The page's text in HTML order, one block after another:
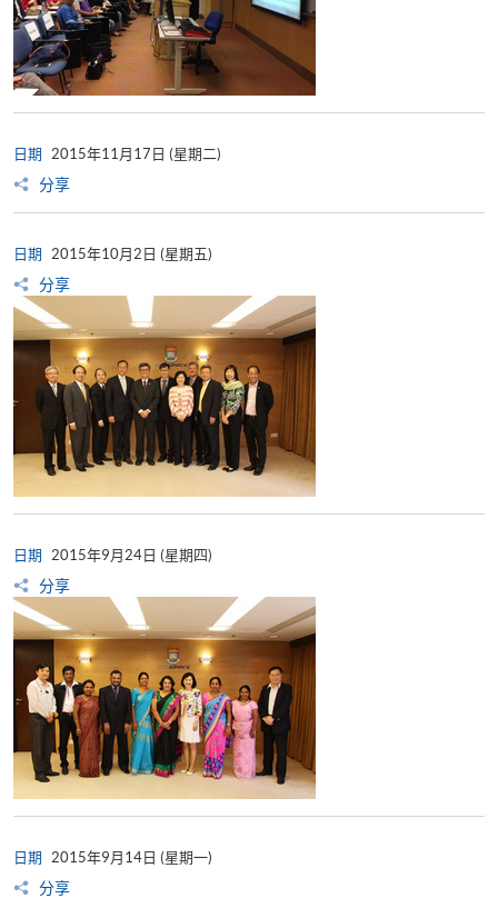
日期 2015年11月17日 (星期二)
分享
日期 2015年10月2日 (星期五)
分享
日期 2015年9月24日 (星期四)
分享
日期 2015年9月14日 (星期一)
分享